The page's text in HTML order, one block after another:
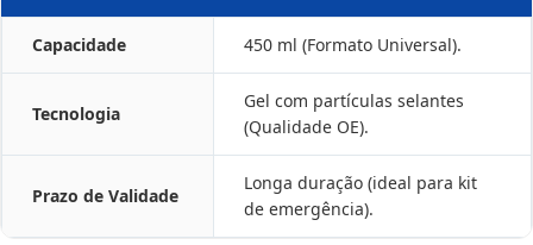
Capacidade 450 ml (Formato Universal).
Tecnologia
Gel com partículas selantes
(Qualidade OE).
Prazo de Validade
Longa duração (ideal para kit
de emergência).